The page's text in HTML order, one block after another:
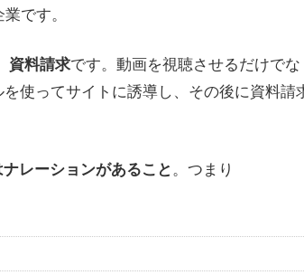
です。
資料請求です。動画を視聴させるだけで
使ってサイトに誘導し、その後に資料請
レーションがあること 。つまり